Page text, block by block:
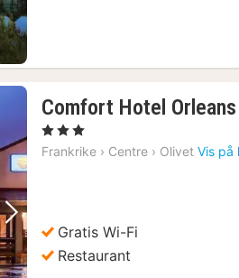
Neste bilde
Comfort Hotel
, 3 Stjerner
Frankrike › Centre › Olivet Vis på
Gratis Wi-Fi
Restaurant